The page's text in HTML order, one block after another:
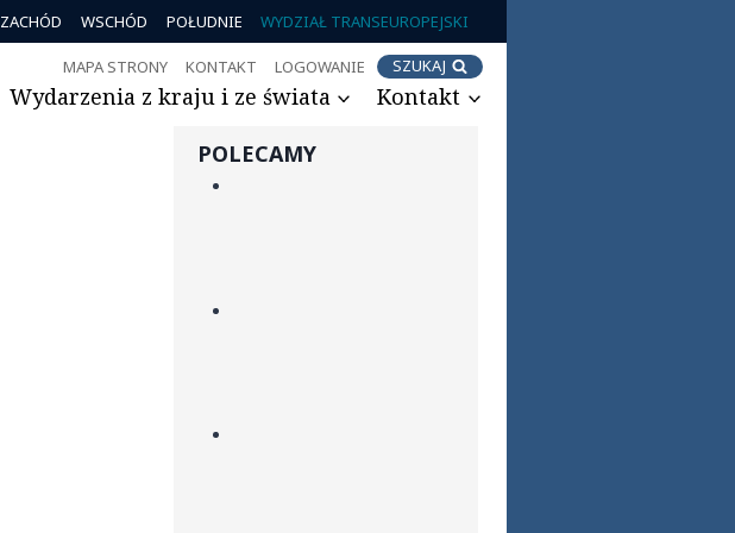
ZACHÓD WSCHÓD POŁUDNIE WYDZIAŁ TRANSEUROPEJSKI
MAPA STRONY KONTAKT LOGOWANIE SZUKAJ
Wydarzenia z kraju i ze świata Kontakt
POLECAMY